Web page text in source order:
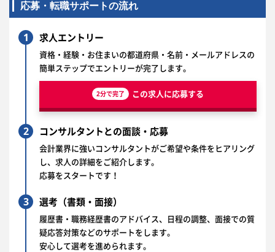
応募・転職サポートの流れ
1 求人エントリー
資格・経験・お住まいの都道府県・名前・メールアドレスの
簡単ステップでエントリーが完了します。
2分で完了 この求人に応募する
2 コンサルタントとの面談・応募
会計業界に強いコンサルタントがご希望や条件をヒアリング
し、求人の詳細をご紹介します。
応募をスタートです！
3 選考（書類・面接）
履歴書・職務経歴書のアドバイス、日程の調整、面接での質
疑応答対策などのサポートをします。
安心して選考を進められます。